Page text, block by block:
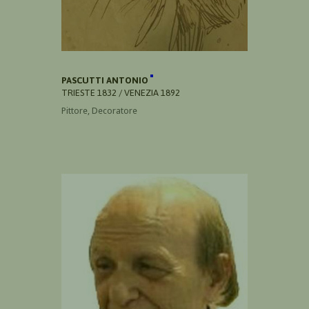
PASCUTTI ANTONIO
TRIESTE 1832 / VENEZIA 1892
Pittore, Decoratore